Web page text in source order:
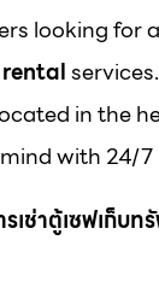
looking for
in the
with 24/
รเช่าตู้เซฟเก็